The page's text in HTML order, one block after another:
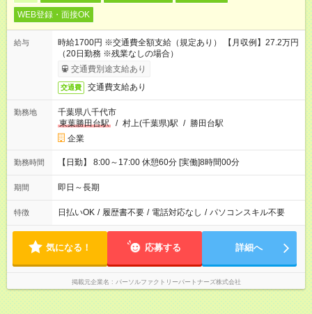
WEB登録・面接OK
給与
時給1700円 ※交通費全額支給（規定あり） 【月収例】27.2万円
（20日勤務 ※残業なしの場合）
交通費別途支給あり
交通費 交通費支給あり
勤務地
千葉県八千代市
東葉勝田台駅
/ 村上(千葉県)駅 / 勝田台駅
企業
勤務時間 【日勤】 8:00～17:00 休憩60分 [実働]8時間00分
期間 即日～長期
特徴 日払いOK / 履歴書不要 / 電話対応なし / パソコンスキル不要
気になる！ 応募する 詳細へ
掲載元企業名 パーソルファクトリーパートナーズ株式会社